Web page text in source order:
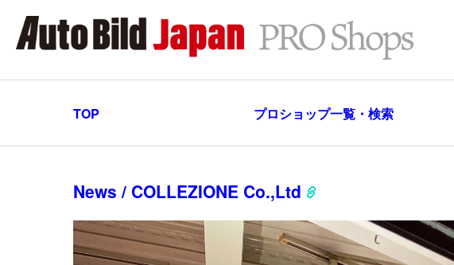
TOP プロショップ一覧・検索
News / COLLEZIONE Co.,Ltd